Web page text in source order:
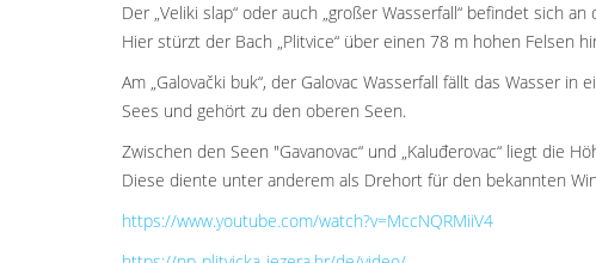
Der „Veliki slap“ oder auch „großer Wasserfall“ befindet sich
Hier stürzt der Bach „Plitvice“ über einen 78 m hohen Felsen
Am „Galovački buk“, der Galovac Wasserfall fällt das Wasser
Sees und gehört zu den oberen Seen.
Zwischen den Seen "Gavanovac“ und „Kaluđerovac“ liegt die
Diese diente unter anderem als Drehort für den bekannten
https://www.youtube.com/watch?v=MccNQRMiiV4